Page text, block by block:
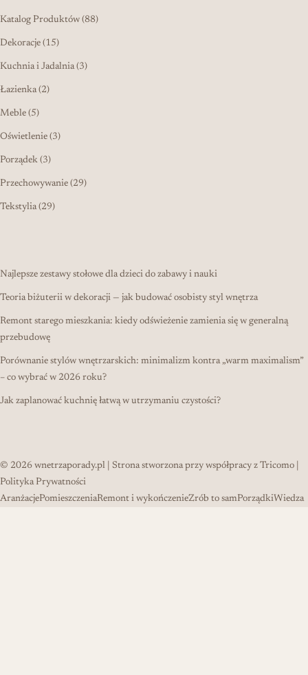
Katalog Produktów 8888 produktów
Dekoracje 1515 produktów
Kuchnia i Jadalnia 33 produkty
Łazienka 22 produkty
Meble 55 produktów
Oświetlenie 33 produkty
Porządek 33 produkty
Przechowywanie 2929 produktów
Tekstylia 2929 produktów
Najlepsze zestawy stołowe dla dzieci do zabawy i nauki
Teoria biżuterii w dekoracji — jak budować osobisty styl wnętrza
Remont starego mieszkania: kiedy odświeżenie zamienia się w generalną
przebudowę
Porównanie stylów wnętrzarskich: minimalizm kontra „warm maximalism”
– co wybrać w 2026 roku?
Jak zaplanować kuchnię łatwą w utrzymaniu czystości?
© 2026 wnetrzaporady.pl | Strona stworzona przy współpracy z Tricomo
Polityka Prywatności
AranżacjePomieszczeniaRemont i wykończenieZrób to samPorządkiWiedza